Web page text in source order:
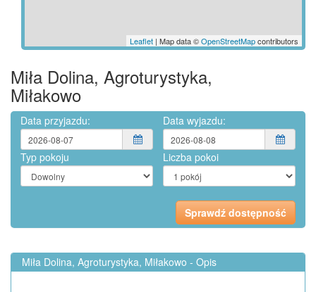
Leaflet | Map data ©OpenStreetMapcontributors
Miła Dolina, Agroturystyka,
Miłakowo
Data przyjazdu: Data wyjazdu:
Typ pokoju Liczba pokoi
Miła Dolina, Agroturystyka, Miłakowo - Opis